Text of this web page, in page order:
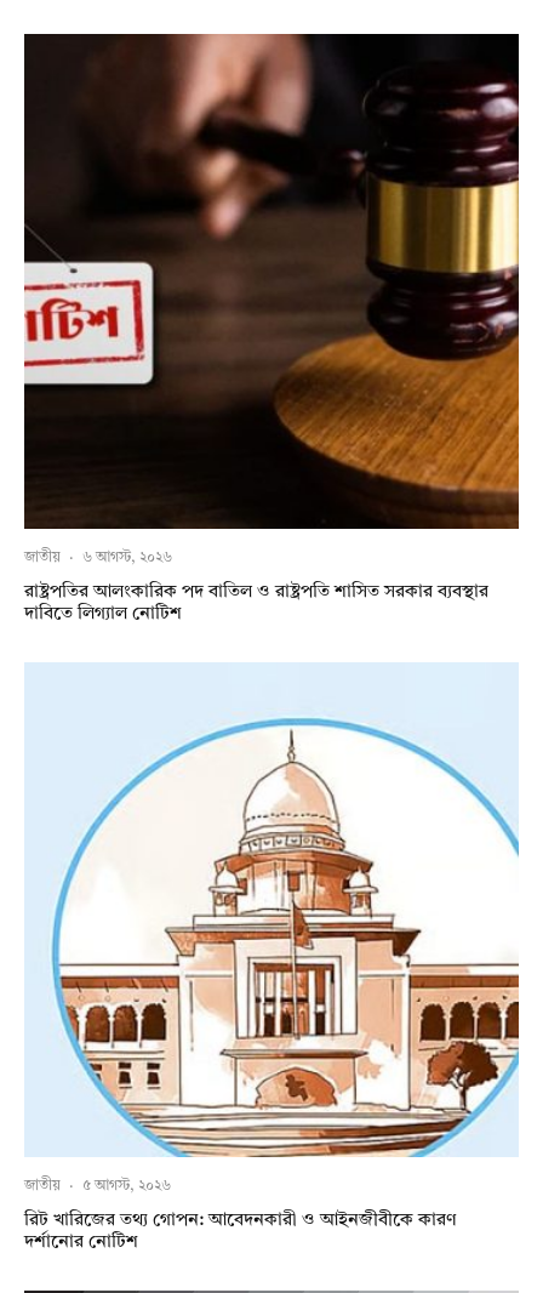
জাতীয় · ৬ আগস্ট, ২০২৬
রাষ্ট্রপতির আলংকারিক পদ বাতিল ও রাষ্ট্রপতি শাসিত সরকার ব্যবস্থার
দাবিতে লিগ্যাল নোটিশ
জাতীয় · ৫ আগস্ট, ২০২৬
রিট খারিজের তথ্য গোপন: আবেদনকারী ও আইনজীবীকে কারণ
দর্শানোর নোটিশ